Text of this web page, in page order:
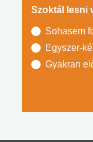
Szoktál lesni
Sohasem
Egyszer-
Gyakran